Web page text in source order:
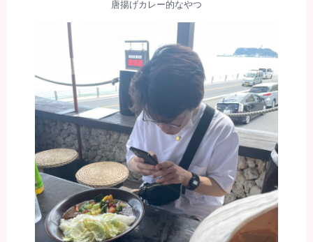
唐揚げカレー的なやつ